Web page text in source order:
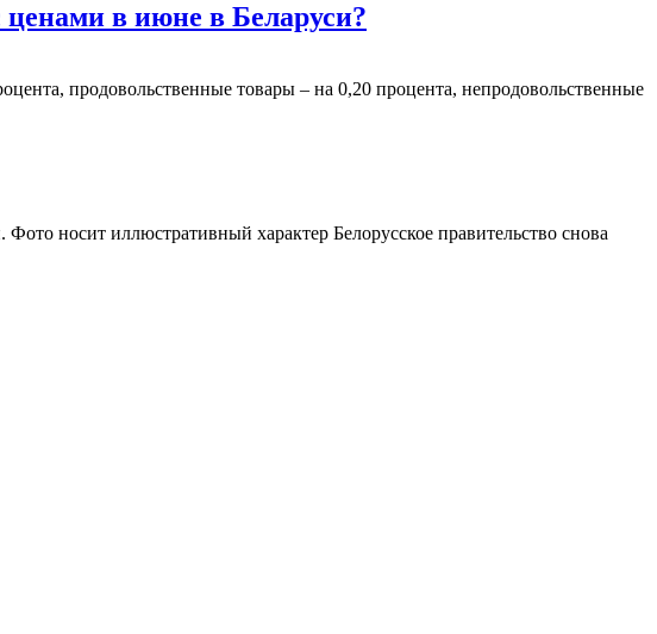
в июне в Беларуси?
продовольственные товары – на 0,20 процента, непродовольственные
носит иллюстративный характер Белорусское правительство снова